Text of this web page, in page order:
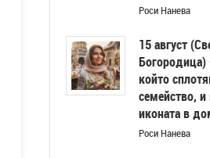
Роси Нанева
15 август
Богородица)
който
семейство, и
иконата в
Роси Нанева